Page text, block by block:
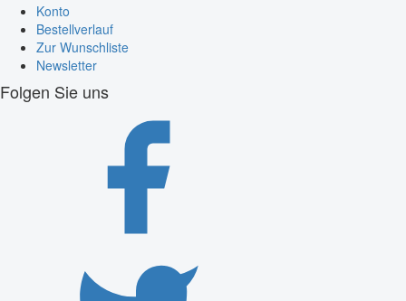
Konto
Bestellverlauf
Zur Wunschliste
Newsletter
Folgen Sie uns